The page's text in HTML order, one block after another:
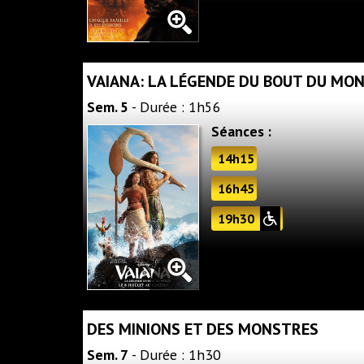
VAIANA: LA LÉGENDE DU BOUT DU
Sem. 5 - Durée : 1h56
Séances :
14h15
16h45
19h30
DES MINIONS ET DES MONSTRES
Sem. 7 - Durée : 1h30